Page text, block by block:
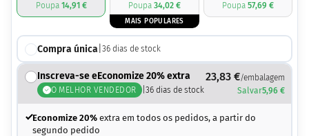
Poupa 14,91 €
Poupa 34,02 €
MAIS POPULARES
Poupa 57,69 €
Compra única 36dias de stock
Inscreva-se eEconomize 20% extra
O MELHOR VENDEDOR | 36dias de stock
23,83 €/embalagem
Salvar5,96 €
Economize 20%extra em todos os pedidos, a partir do
segundo pedido